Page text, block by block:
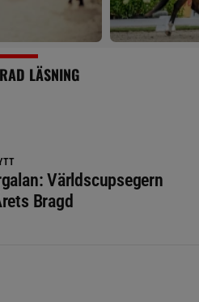
LÄSNING
Världscupsegern
Bragd